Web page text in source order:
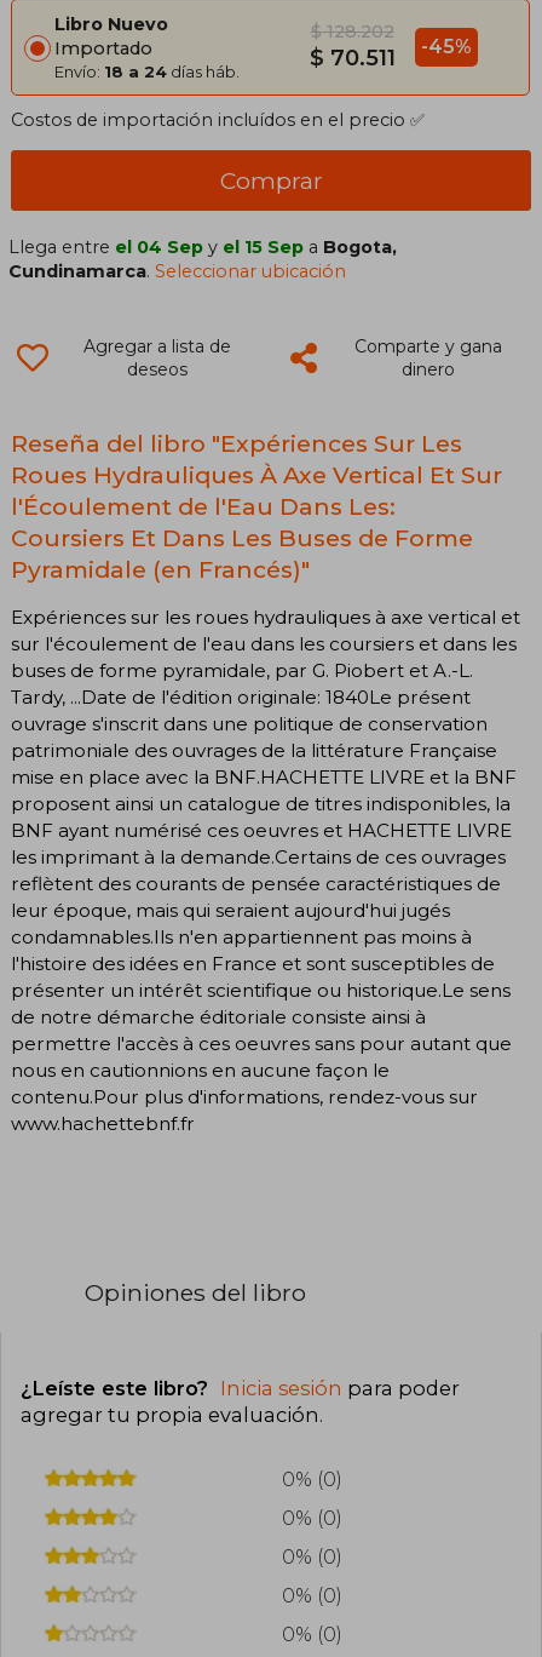
Libro Nuevo
Importado
Envío: 18 a 24 días háb.
$ 128.202
$ 70.511 -45%
Costos de importación incluídos en el precio ✅
Comprar
Llega entre el 04 Sep y el 15 Sep a Bogota,
Cundinamarca.Seleccionar ubicación
Agregar a lista de
deseos
Comparte y gana
dinero
Reseña del libro "Expériences Sur Les
Roues Hydrauliques À Axe Vertical Et Sur
l'Écoulement de l'Eau Dans Les:
Coursiers Et Dans Les Buses de Forme
Pyramidale (en Francés)"
Expériences sur les roues hydrauliques à axe vertical et
sur l'écoulement de l'eau dans les coursiers et dans les
buses de forme pyramidale, par G. Piobert et A.-L.
Tardy, ...Date de l'édition originale: 1840Le présent
ouvrage s'inscrit dans une politique de conservation
patrimoniale des ouvrages de la littérature Française
mise en place avec la BNF.HACHETTE LIVRE et la BNF
proposent ainsi un catalogue de titres indisponibles, la
BNF ayant numérisé ces oeuvres et HACHETTE LIVRE
les imprimant à la demande.Certains de ces ouvrages
reflètent des courants de pensée caractéristiques de
leur époque, mais qui seraient aujourd'hui jugés
condamnables.Ils n'en appartiennent pas moins à
l'histoire des idées en France et sont susceptibles de
présenter un intérêt scientifique ou historique.Le sens
de notre démarche éditoriale consiste ainsi à
permettre l'accès à ces oeuvres sans pour autant que
nous en cautionnions en aucune façon le
contenu.Pour plus d'informations, rendez-vous sur
www.hachettebnf.fr
Opiniones del libro
¿Leíste este libro? Inicia sesión para poder
agregar tu propia evaluación.
0% (0)
0% (0)
0% (0)
0% (0)
0% (0)